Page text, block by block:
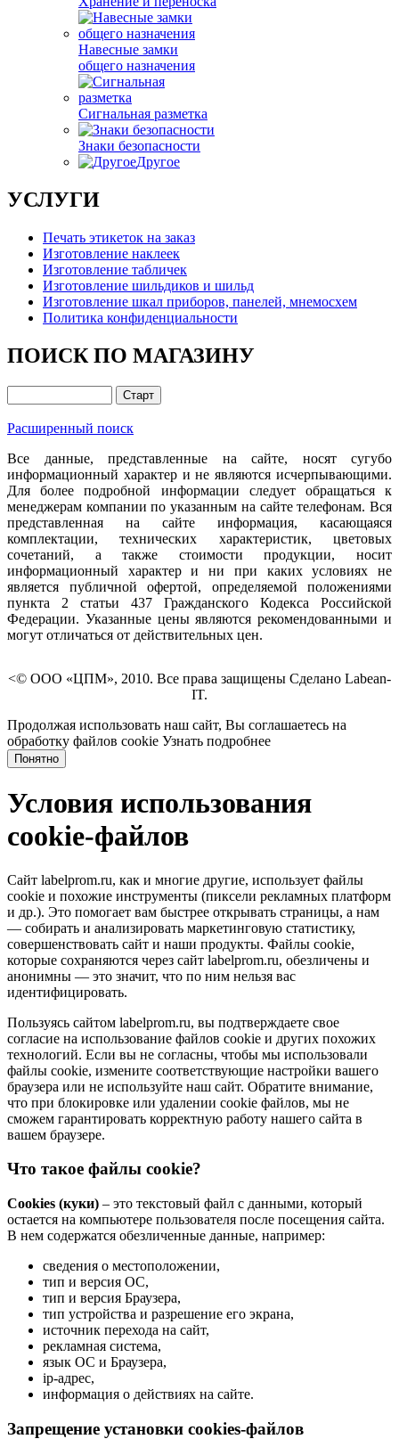
Навесные замки
общего назначения
Сигнальная разметка
Знаки безопасности
Другое
УСЛУГИ
Печать этикеток на заказ
Изготовление наклеек
Изготовление табличек
Изготовление шильдиков и шильд
Изготовление шкал приборов, панелей, мнемосхем
Политика конфиденциальности
ПОИСК ПО МАГАЗИНУ
Расширенный поиск
Все данные, представленные на сайте, носят сугубо
информационный характер и не являются исчерпывающими.
Для более подробной информации следует обращаться к
менеджерам компании по указанным на сайте телефонам. Вся
представленная на сайте информация, касающаяся
комплектации, технических характеристик, цветовых
сочетаний, а также стоимости продукции, носит
информационный характер и ни при каких условиях не
является публичной офертой, определяемой положениями
пункта 2 статьи 437 Гражданского Кодекса Российской
Федерации. Указанные цены являются рекомендованными и
могут отличаться от действительных цен.
<© ООО «ЦПМ», 2010. Все права защищены Сделано Labean-
IT.
Продолжая использовать наш сайт, Вы соглашаетесь на
обработку файлов cookie Узнать подробнее
Понятно
Условия использования
cookie-файлов
Сайт labelprom.ru, как и многие другие, использует файлы
cookie и похожие инструменты (пиксели рекламных платформ
и др.). Это помогает вам быстрее открывать страницы, а нам
— собирать и анализировать маркетинговую статистику,
совершенствовать сайт и наши продукты. Файлы сookie,
которые сохраняются через сайт labelprom.ru, обезличены и
анонимны — это значит, что по ним нельзя вас
идентифицировать.
Пользуясь сайтом labelprom.ru, вы подтверждаете свое
согласие на использование файлов cookie и других похожих
технологий. Если вы не согласны, чтобы мы использовали
файлы cookie, измените соответствующие настройки вашего
браузера или не используйте наш сайт. Обратите внимание,
что при блокировке или удалении cookie файлов, мы не
сможем гарантировать корректную работу нашего сайта в
вашем браузере.
Что такое файлы cookie?
Cookies (куки) – это текстовый файл с данными, который
остается на компьютере пользователя после посещения сайта.
В нем содержатся обезличенные данные, например:
сведения о местоположении,
тип и версия ОС,
тип и версия Браузера,
тип устройства и разрешение его экрана,
источник перехода на сайт,
рекламная система,
язык ОС и Браузера,
ip-адрес,
информация о действиях на сайте.
Запрещение установки cookies-файлов